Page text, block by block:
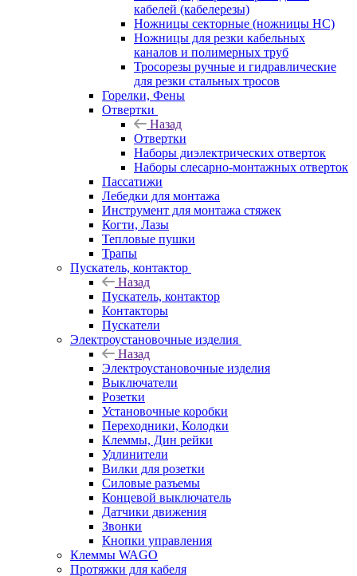
кабелей (кабелерезы)
Ножницы секторные (ножницы НС)
Ножницы для резки кабельных
каналов и полимерных труб
Тросорезы ручные и гидравлические
для резки стальных тросов
Горелки, Фены
Отвертки
Назад
Отвертки
Наборы диэлектрических отверток
Наборы слесарно-монтажных отверток
Пассатижи
Лебедки для монтажа
Инструмент для монтажа стяжек
Когти, Лазы
Тепловые пушки
Трапы
Пускатель, контактор
Назад
Пускатель, контактор
Контакторы
Пускатели
Электроустановочные изделия
Назад
Электроустановочные изделия
Выключатели
Розетки
Установочные коробки
Переходники, Колодки
Клеммы, Дин рейки
Удлинители
Вилки для розетки
Силовые разъемы
Концевой выключатель
Датчики движения
Звонки
Кнопки управления
Клеммы WAGO
Протяжки для кабеля